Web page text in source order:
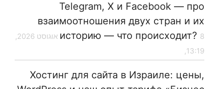
Telegram, X и Facebook — про
взаимоотношения двух стран и их
историю — что происходит?
8 אוגוסט 2026,
13:19,
Хостинг для сайта в Израиле: цены,